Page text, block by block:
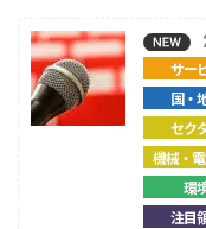
サー
国・
セク
機械・
環
注目